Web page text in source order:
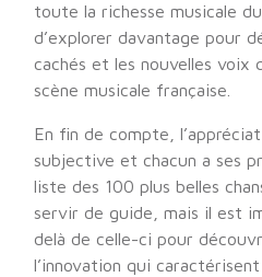
toute la richesse musicale
d’explorer davantage pour
cachés et les nouvelles voix
scène musicale française.
En fin de compte,
subjective et chacun a ses
liste des 100 plus belles
servir de guide, mais il est
delà de celle-ci pour
l’innovation qui